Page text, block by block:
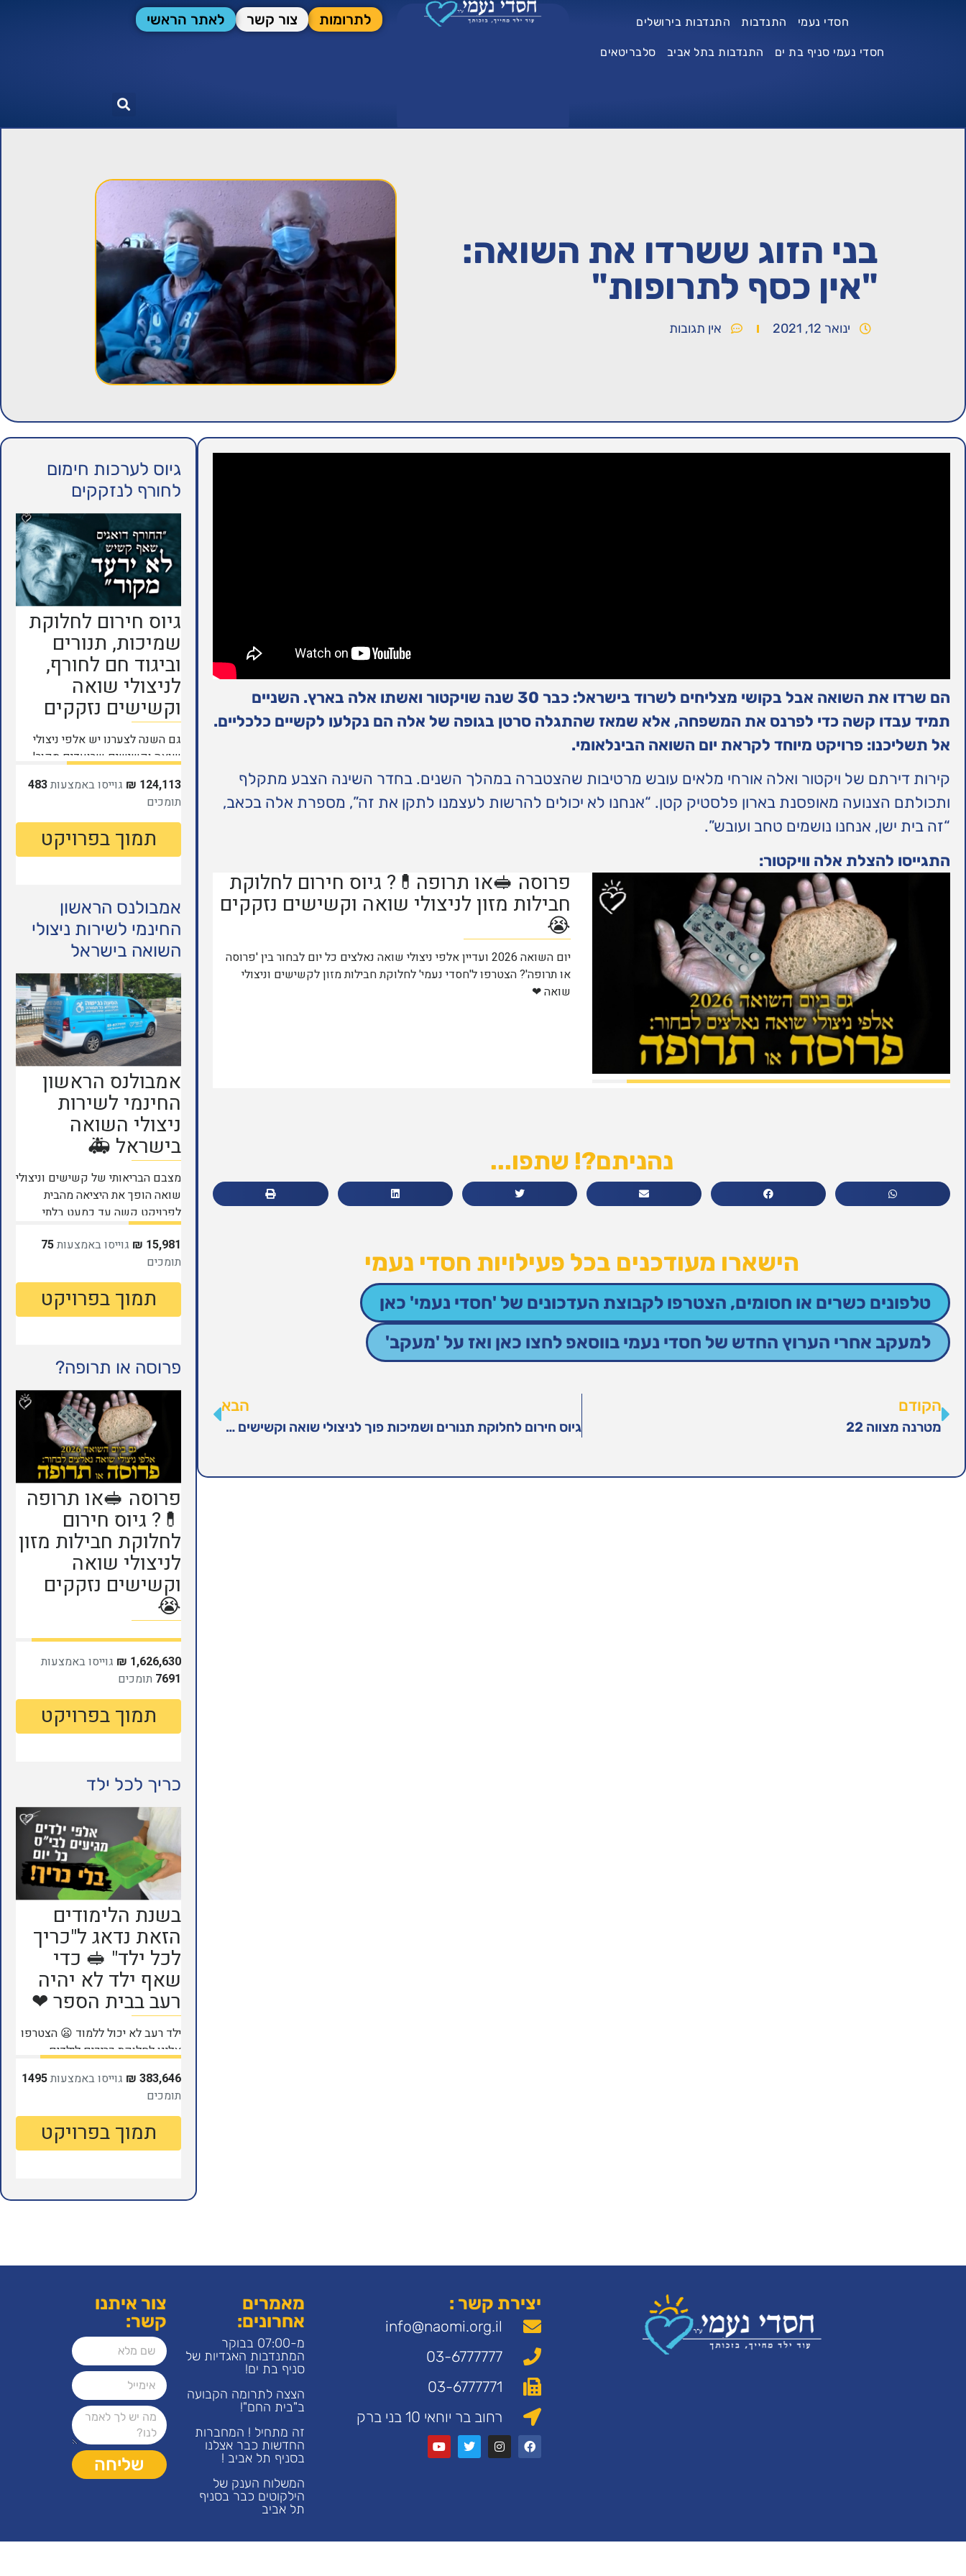
חסדי נעמי התנדבות התנדבות בירושלים
חסדי נעמי סניף בת ים התנדבות בתל אביב סלבריטאים
לתרומות צור קשר לאתר הראשי
בני הזוג ששרדו את השואה:
"אין כסף לתרופות"
ינואר 12, 2021 אין תגובות
הם שרדו את השואה אבל בקושי מצליחים לשרוד בישראל: כבר 30 שנה שויקטור ואשתו אלה בארץ. השניים
תמיד עבדו קשה כדי לפרנס את המשפחה, אלא שמאז שהתגלה סרטן בגופה של אלה הם נקלעו לקשיים כלכליים.
אל תשליכנו: פרויקט מיוחד לקראת יום השואה הבינלאומי.
קירות דירתם של ויקטור ואלה אורחי מלאים עובש מרטיבות שהצטברה במהלך השנים. בחדר השינה הצבע מתקלף
ותכולתם הצנועה מאופסנת בארון פלסטיק קטן. “אנחנו לא יכולים להרשות לעצמנו לתקן את זה”, מספרת אלה בכאב,
“זה בית ישן, אנחנו נושמים טחב ועובש”.
התגייסו להצלת אלה וויקטור:
נהניתם?! שתפו...
הישארו מעודכנים בכל פעילויות חסדי נעמי
טלפונים כשרים או חסומים, הצטרפו לקבוצת העדכונים של 'חסדי נעמי' כאן
למעקב אחרי הערוץ החדש של חסדי נעמי בווסאפ לחצו כאן ואז על 'מעקב'
הקודם
מטרנה מצווה 22
הבא
גיוס חירום לחלוקת תנורים ושמיכות פוך לניצולי שואה וקשישים נזקקים
גיוס לערכות חימום
לחורף לנזקקים
אמבולנס הראשון
החינמי לשירות ניצולי
השואה בישראל
פרוסה או תרופה?
כריך לכל ילד
יצירת קשר :
info@naomi.org.il
03-6777777
03-6777771
רחוב בר יוחאי 10 בני ברק
מאמרים
אחרונים:
מ-07:00 בבוקר
המתנדבות האגדיות של
סניף בת ים!
הצצה לתרומה הקבועה
ב"בית החם"!
זה מתחיל ! המחברות
החדשות כבר אצלנו
בסניף תל אביב !
המשלוח הענק של
הילקוטים כבר בסניף
תל אביב
צור איתנו
קשר:
שליחה